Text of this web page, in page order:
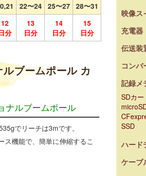
22〜24 25〜27
28〜31
12
分
13
日分
14
日分
15
日分
ブームポール カ
ナルブームポール
でリーチは3mです。
ス機能で、簡単に伸縮するこ
映像ス
充電器
伝送装
コンバ
記録メ
SDカー
SSD
ハード
ケーブ